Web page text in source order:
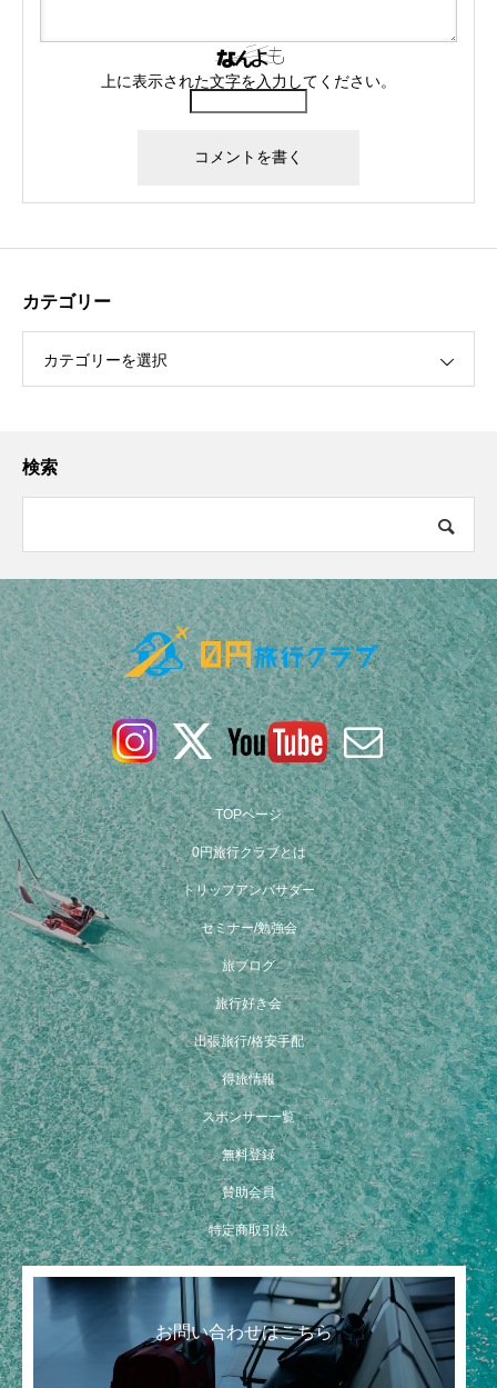
上に表示された文字を入力してください。
カテゴリー
カテゴリーを選択
検索
TOPページ
0円旅行クラブとは
トリップアンバサダー
セミナー/勉強会
旅ブログ
旅行好き会
出張旅行/格安手配
得旅情報
スポンサー一覧
無料登録
賛助会員
特定商取引法
お問い合わせはこちら